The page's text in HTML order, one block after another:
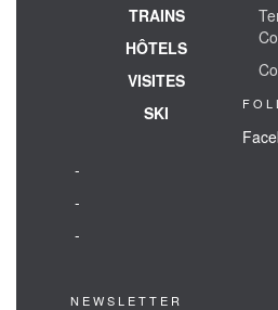
TRAINS
HÔTELS
VISITES
SKI
-
-
-
NEWSLETTER